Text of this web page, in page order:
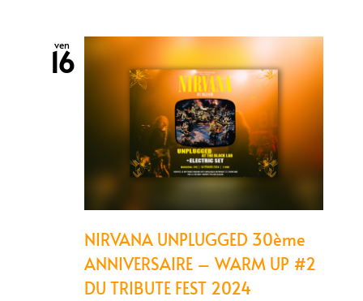
ven
16
NIRVANA UNPLUGGED 30ème
ANNIVERSAIRE – WARM UP #2
DU TRIBUTE FEST 2024